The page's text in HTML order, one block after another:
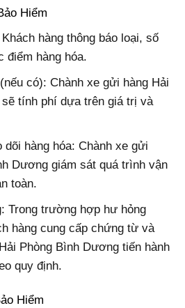
Hiểm
hàng thông báo loại, số
điểm hàng hóa.
có): Chành xe gửi hàng Hải
tính phí dựa trên giá trị và
dõi hàng hóa: Chành xe gửi
Dương giám sát quá trình vận
toàn.
Trong trường hợp hư hỏng
hàng cung cấp chứng từ và
Phòng Bình Dương tiến hành
quy định.
Hiểm